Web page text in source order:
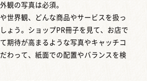
観の写真は必須。
世界観、どんな商品やサービスを扱っ
ょう。ショップPR冊子を見て、お店で
期待が高まるような写真やキャッチコ
わって、紙面での配置やバランスを検